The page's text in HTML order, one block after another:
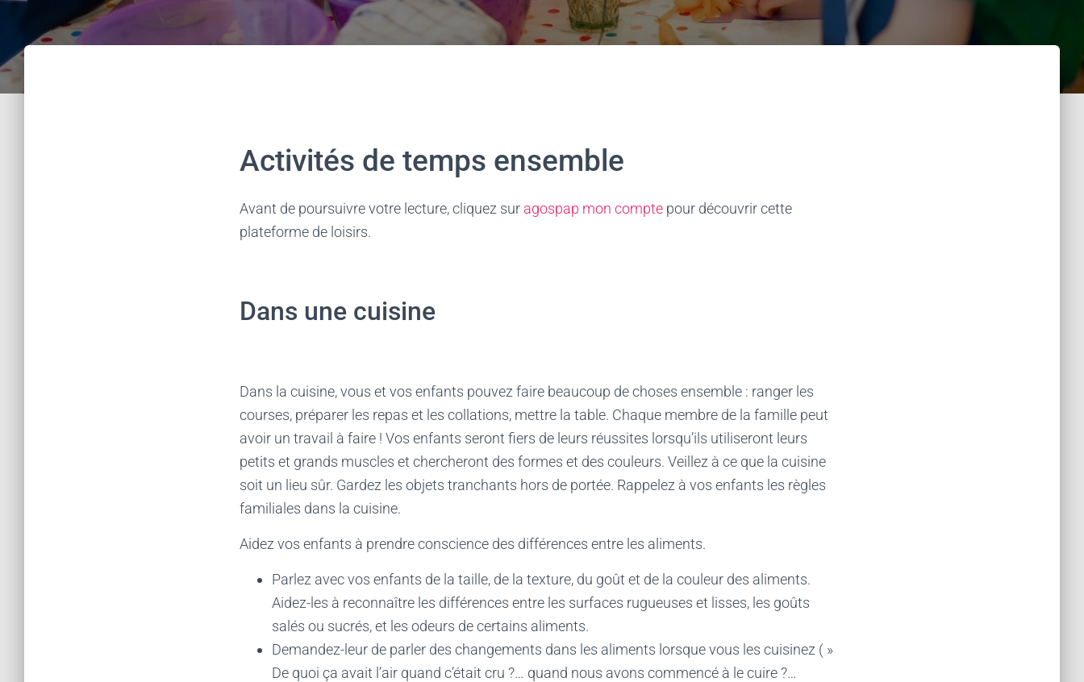
Activités de temps ensemble
Avant de poursuivre votre lecture, cliquez sur agospap mon compte pour découvrir cette
plateforme de loisirs.
Dans une cuisine
Dans la cuisine, vous et vos enfants pouvez faire beaucoup de choses ensemble : ranger les
courses, préparer les repas et les collations, mettre la table. Chaque membre de la famille peut
avoir un travail à faire ! Vos enfants seront fiers de leurs réussites lorsqu’ils utiliseront leurs
petits et grands muscles et chercheront des formes et des couleurs. Veillez à ce que la cuisine
soit un lieu sûr. Gardez les objets tranchants hors de portée. Rappelez à vos enfants les règles
familiales dans la cuisine.
Aidez vos enfants à prendre conscience des différences entre les aliments.
Parlez avec vos enfants de la taille, de la texture, du goût et de la couleur des aliments.
Aidez-les à reconnaître les différences entre les surfaces rugueuses et lisses, les goûts
salés ou sucrés, et les odeurs de certains aliments.
Demandez-leur de parler des changements dans les aliments lorsque vous les cuisinez ( »
De quoi ça avait l’air quand c’était cru ?… quand nous avons commencé à le cuire ?…